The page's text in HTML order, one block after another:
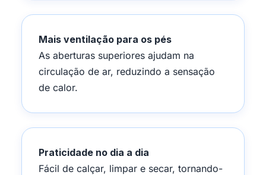
Mais ventilação para os pés
As aberturas superiores ajudam na
circulação de ar, reduzindo a sensação
de calor.
Praticidade no dia a dia
Fácil de calçar, limpar e secar, tornando-